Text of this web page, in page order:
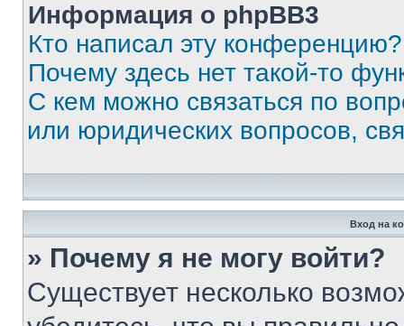
Информация о phpBB3
Кто написал эту конференцию?
Почему здесь нет такой-то
С кем можно связаться по
или юридических вопросов,
Вход на
» Почему я не могу войти?
Существует несколько